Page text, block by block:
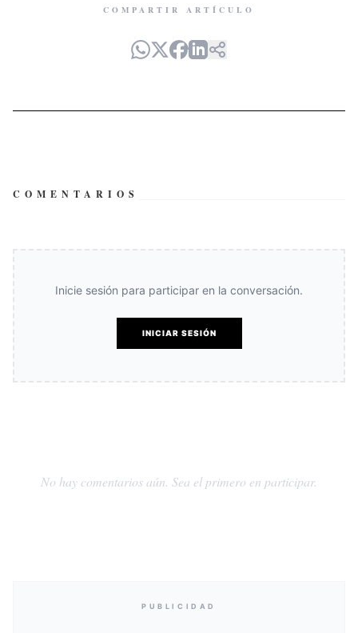
COMPARTIR ARTÍCULO
COMENTARIOS
Inicie sesión para participar en la conversación.
INICIAR SESIÓN
No hay comentarios aún. Sea el primero en participar.
PUBLICIDAD